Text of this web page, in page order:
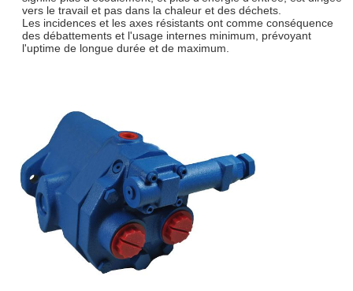
vers le travail et pas dans la chaleur et des déchets.
Les incidences et les axes résistants ont comme conséquence
des débattements et l'usage internes minimum, prévoyant
l'uptime de longue durée et de maximum.